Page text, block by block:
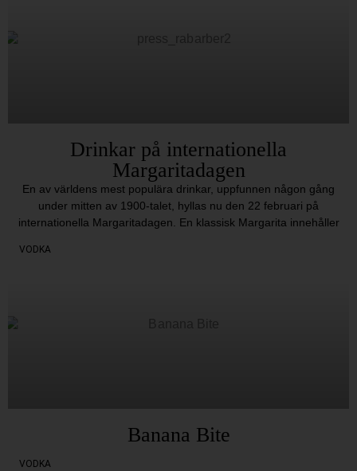
Drinkar på internationella
Margaritadagen
En av världens mest populära drinkar, uppfunnen någon gång
under mitten av 1900-talet, hyllas nu den 22 februari på
internationella Margaritadagen. En klassisk Margarita innehåller
VODKA
Banana Bite
VODKA